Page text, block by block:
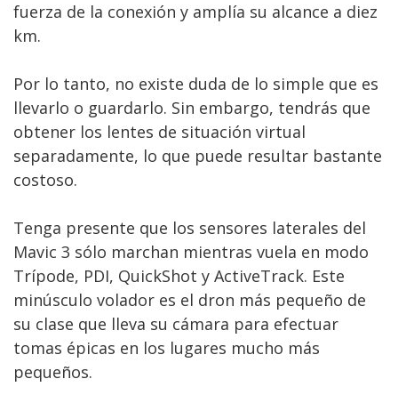
fuerza de la conexión y amplía su alcance a diez
km.
Por lo tanto, no existe duda de lo simple que es
llevarlo o guardarlo. Sin embargo, tendrás que
obtener los lentes de situación virtual
separadamente, lo que puede resultar bastante
costoso.
Tenga presente que los sensores laterales del
Mavic 3 sólo marchan mientras vuela en modo
Trípode, PDI, QuickShot y ActiveTrack. Este
minúsculo volador es el dron más pequeño de
su clase que lleva su cámara para efectuar
tomas épicas en los lugares mucho más
pequeños.